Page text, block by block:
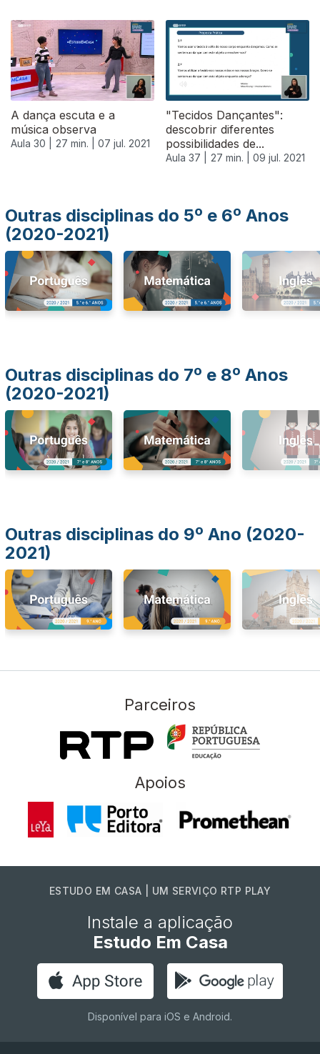
A dança escuta e a
música observa
Aula 30 | 27 min. | 07 jul. 2021
"Tecidos Dançantes":
descobrir diferentes
possibilidades de...
Aula 37 | 27 min. | 09 jul. 2021
556634
Outras disciplinas do 5º e 6º Anos
(2020-2021)
Outras disciplinas do 7º e 8º Anos
(2020-2021)
Outras disciplinas do 9º Ano (2020-
2021)
Parceiros
Apoios
ESTUDO EM CASA | UM SERVIÇO RTP PLAY
Instale a aplicação
Estudo Em Casa
Disponível para iOS e Android.